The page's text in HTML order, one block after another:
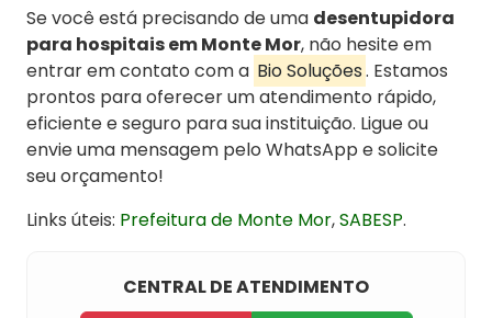
Se você está precisando de uma desentupidora
para hospitais em Monte Mor, não hesite em
entrar em contato com a Bio Soluções. Estamos
prontos para oferecer um atendimento rápido,
eficiente e seguro para sua instituição. Ligue ou
envie uma mensagem pelo WhatsApp e solicite
seu orçamento!
Links úteis: Prefeitura de Monte Mor,SABESP.
CENTRAL DE ATENDIMENTO